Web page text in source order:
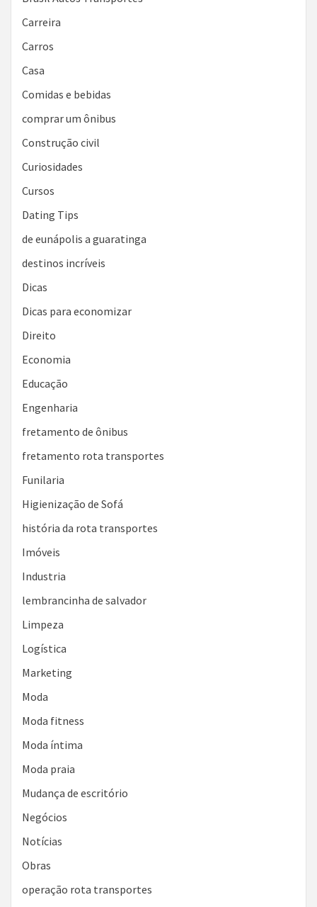
Carreira
Carros
Casa
Comidas e bebidas
comprar um ônibus
Construção civil
Curiosidades
Cursos
Dating Tips
de eunápolis a guaratinga
destinos incríveis
Dicas
Dicas para economizar
Direito
Economia
Educação
Engenharia
fretamento de ônibus
fretamento rota transportes
Funilaria
Higienização de Sofá
história da rota transportes
Imóveis
Industria
lembrancinha de salvador
Limpeza
Logística
Marketing
Moda
Moda fitness
Moda íntima
Moda praia
Mudança de escritório
Negócios
Notícias
Obras
operação rota transportes